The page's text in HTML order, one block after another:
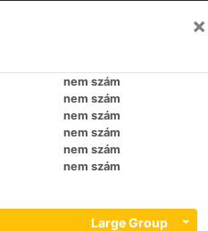
×
nem szám
nem szám
nem szám
nem szám
nem szám
nem szám
Large Group
Arena